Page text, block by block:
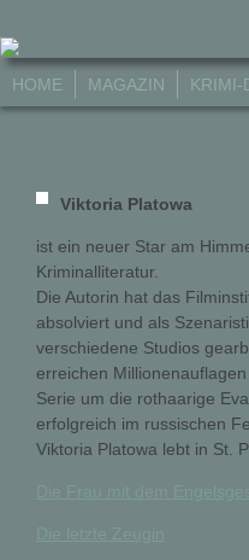
HOME MAGAZIN KRIMI-
Viktoria Platowa
ist ein neuer Star am
Kriminalliteratur.
Die Autorin hat das
absolviert und als
verschiedene Studios
erreichen
Serie um die rothaarige
erfolgreich im russischen
Viktoria Platowa lebt in St.
Die letzte Zeugin